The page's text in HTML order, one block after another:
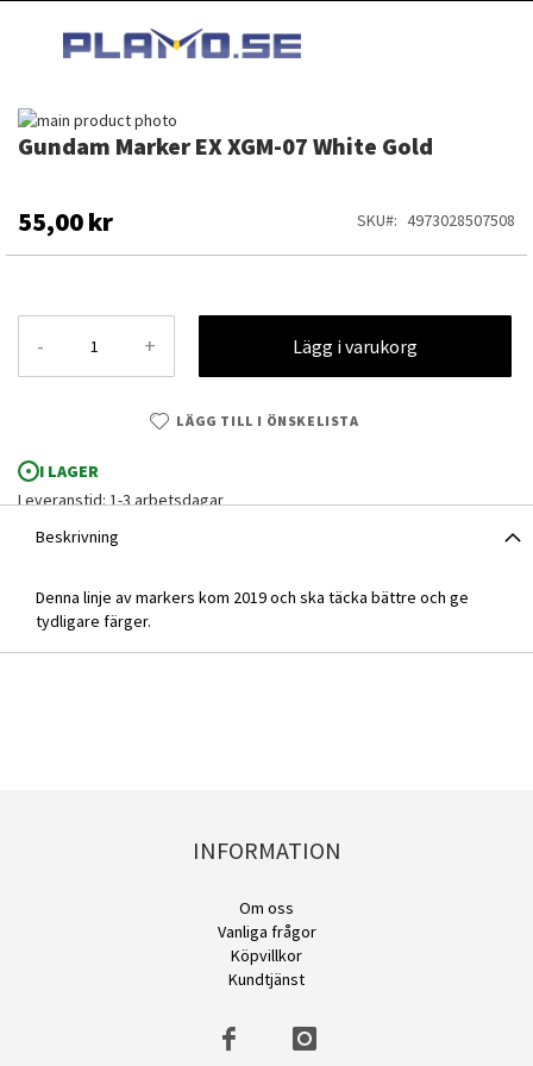
INNEHÅLLET
Gundam Marker EX XGM-07 White Gold
55,00 kr SKU 4973028507508
- + Lägg i varukorg
LÄGG TILL I ÖNSKELISTA
I LAGER
Leveranstid: 1-3 arbetsdagar
Hoppa
till
bildgalleriet
Gundam Marker EX XGM-07 White Gold
Hoppa
av
bildgalleriet
Beskrivning
Denna linje av markers kom 2019 och ska täcka bättre och ge
tydligare färger.
INFORMATION
Om oss
Vanliga frågor
Köpvillkor
Kundtjänst